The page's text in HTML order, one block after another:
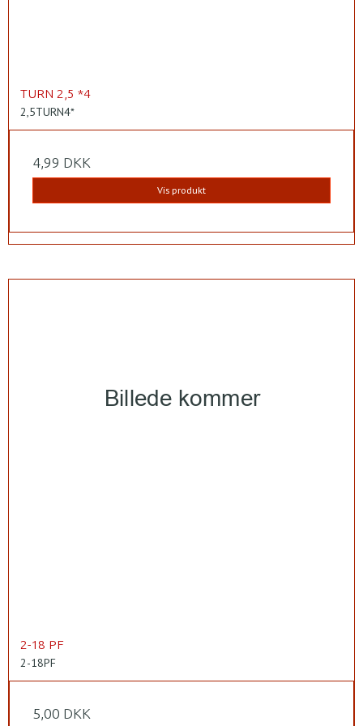
TURN 2,5 *4
2,5TURN4*
4,99 DKK
Vis produkt
2-18 PF
2-18PF
5,00 DKK